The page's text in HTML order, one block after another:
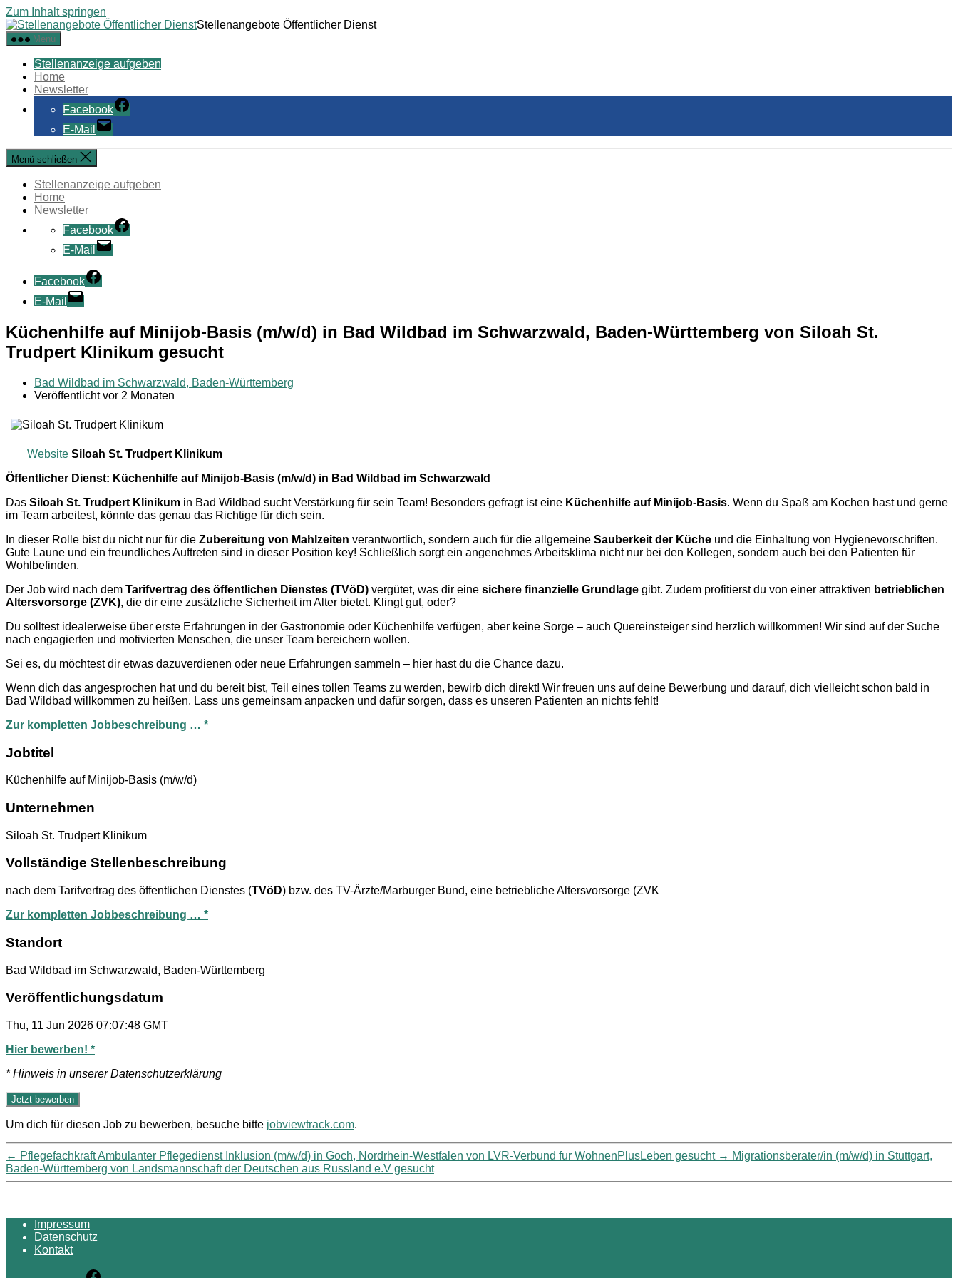
Zum Inhalt springen
Stellenangebote Öffentlicher Dienst
Menü
Stellenanzeige aufgeben
Home
Newsletter
Facebook
E-Mail
Menü schließen
Stellenanzeige aufgeben
Home
Newsletter
Facebook
E-Mail
Facebook
E-Mail
Küchenhilfe auf Minijob-Basis (m/w/d) in Bad Wildbad im Schwarzwald, Baden-Württemberg von Siloah St.
Trudpert Klinikum gesucht
Bad Wildbad im Schwarzwald, Baden-Württemberg
Veröffentlicht vor 2 Monaten
Website Siloah St. Trudpert Klinikum
Öffentlicher Dienst: Küchenhilfe auf Minijob-Basis (m/w/d) in Bad Wildbad im Schwarzwald
Das Siloah St. Trudpert Klinikum in Bad Wildbad sucht Verstärkung für sein Team! Besonders gefragt ist eine Küchenhilfe auf Minijob-Basis. Wenn du Spaß am Kochen hast und gerne
im Team arbeitest, könnte das genau das Richtige für dich sein.
In dieser Rolle bist du nicht nur für die Zubereitung von Mahlzeiten verantwortlich, sondern auch für die allgemeine Sauberkeit der Küche und die Einhaltung von Hygienevorschriften.
Gute Laune und ein freundliches Auftreten sind in dieser Position key! Schließlich sorgt ein angenehmes Arbeitsklima nicht nur bei den Kollegen, sondern auch bei den Patienten für
Wohlbefinden.
Der Job wird nach dem Tarifvertrag des öffentlichen Dienstes (TVöD) vergütet, was dir eine sichere finanzielle Grundlage gibt. Zudem profitierst du von einer attraktiven betrieblichen
Altersvorsorge (ZVK), die dir eine zusätzliche Sicherheit im Alter bietet. Klingt gut, oder?
Du solltest idealerweise über erste Erfahrungen in der Gastronomie oder Küchenhilfe verfügen, aber keine Sorge – auch Quereinsteiger sind herzlich willkommen! Wir sind auf der Suche
nach engagierten und motivierten Menschen, die unser Team bereichern wollen.
Sei es, du möchtest dir etwas dazuverdienen oder neue Erfahrungen sammeln – hier hast du die Chance dazu.
Wenn dich das angesprochen hat und du bereit bist, Teil eines tollen Teams zu werden, bewirb dich direkt! Wir freuen uns auf deine Bewerbung und darauf, dich vielleicht schon bald in
Bad Wildbad willkommen zu heißen. Lass uns gemeinsam anpacken und dafür sorgen, dass es unseren Patienten an nichts fehlt!
Zur kompletten Jobbeschreibung … *
Jobtitel
Küchenhilfe auf Minijob-Basis (m/w/d)
Unternehmen
Siloah St. Trudpert Klinikum
Vollständige Stellenbeschreibung
nach dem Tarifvertrag des öffentlichen Dienstes (TVöD) bzw. des TV-Ärzte/Marburger Bund, eine betriebliche Altersvorsorge (ZVK
Zur kompletten Jobbeschreibung … *
Standort
Bad Wildbad im Schwarzwald, Baden-Württemberg
Veröffentlichungsdatum
Thu, 11 Jun 2026 07:07:48 GMT
Hier bewerben! *
* Hinweis in unserer Datenschutzerklärung
Um dich für diesen Job zu bewerben, besuche bitte jobviewtrack.com.
← Pflegefachkraft Ambulanter Pflegedienst Inklusion (m/w/d) in Goch, Nordrhein-Westfalen von LVR-Verbund fur WohnenPlusLeben gesucht → Migrationsberater/in (m/w/d) in Stuttgart,
Baden-Württemberg von Landsmannschaft der Deutschen aus Russland e.V gesucht
Impressum
Datenschutz
Kontakt